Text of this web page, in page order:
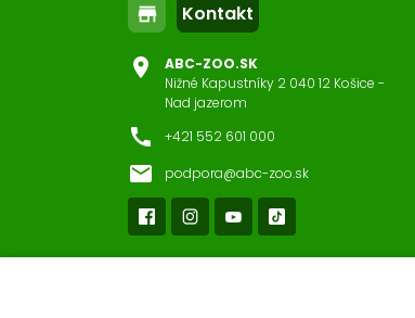
store Kontakt
location_on
ABC-ZOO.SK
Nižné Kapustníky 2 040 12 Košice -
Nad jazerom
call +421 552 601 000
email podpora@abc-zoo.sk